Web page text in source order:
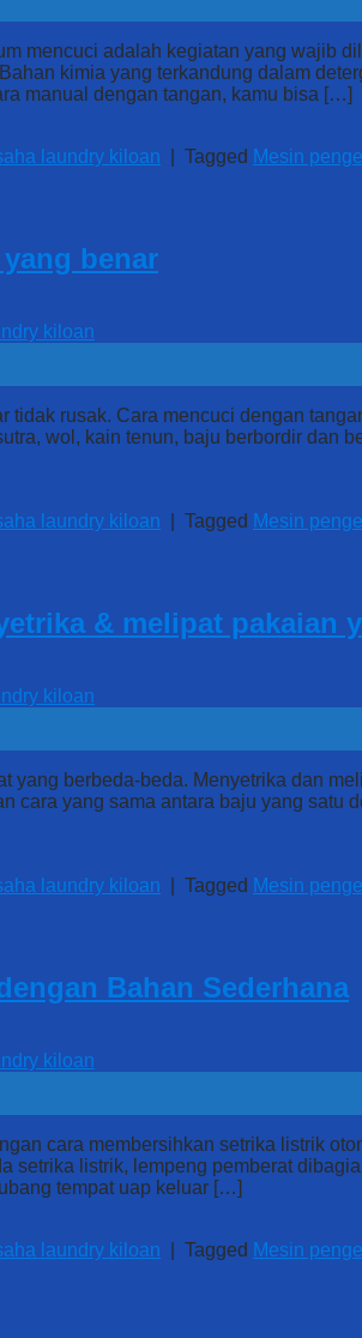
mencuci adalah kegiatan yang wajib
kimia yang terkandung dalam
manual dengan tangan, kamu bisa […]
laundry kiloan Tagged Mesin
benar
rusak. Cara mencuci dengan
wol, kain tenun, baju berbordir dan
laundry kiloan Tagged Mesin
& melipat pakaian
yang berbeda-beda. Menyetrika dan
cara yang sama antara baju yang
laundry kiloan Tagged Mesin
Bahan Sederhana
cara membersihkan setrika listrik
setrika listrik, lempeng pemberat
tempat uap keluar […]
laundry kiloan Tagged Mesin